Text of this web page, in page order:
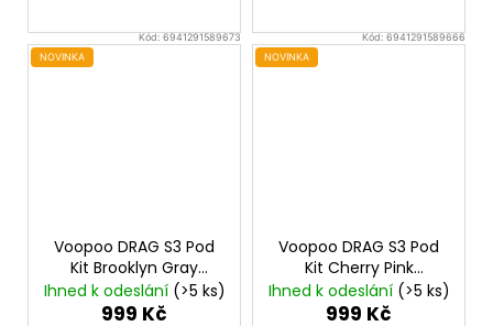
Kód:6941291589673
NOVINKA
Voopoo DRAG S3 Pod
Kit Brooklyn Gray
3000mAh
Ihned k odeslání (>5 ks)
999 Kč
Kód:6941291589666
NOVINKA
Voopoo DRAG S3 Pod
Kit Cherry Pink
3000mAh
Ihned k odeslání (>5 ks)
999 Kč